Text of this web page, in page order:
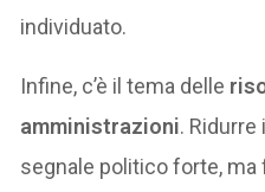
individuato.
Infine, c’è il tema delle
amministrazioni. Ridurre
segnale politico forte,